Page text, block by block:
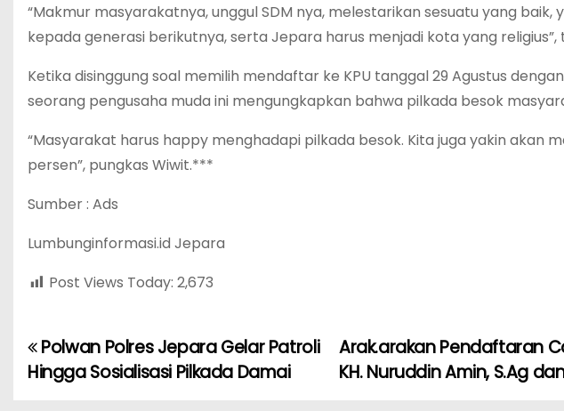
“Makmur masyarakatnya, unggul SDM nya, melestarikan sesuatu yang
kepada generasi berikutnya, serta Jepara harus menjadi kota yang religius”,
Ketika disinggung soal memilih mendaftar ke KPU tanggal 29 Agustus
seorang pengusaha muda ini mengungkapkan bahwa pilkada besok
“Masyarakat harus happy menghadapi pilkada besok. Kita juga yakin akan
persen”, pungkas Wiwit.***
Sumber : Ads
Lumbunginformasi.id Jepara
Post Views Today: 2,673
P
Arak.arakan Pendaftaran
KH. Nuruddin Amin, S.Ag
Polwan Polres Jepara Gelar Patroli
Hingga Sosialisasi Pilkada Damai